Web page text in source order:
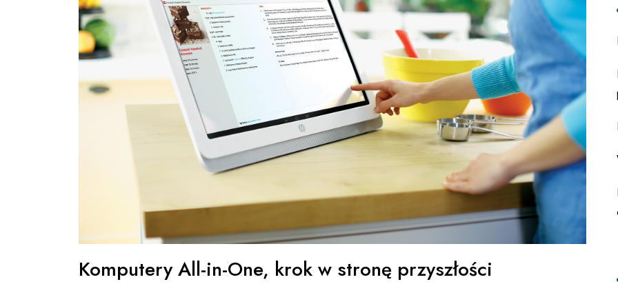
Komputery All-in-One, krok w stronę przyszłości